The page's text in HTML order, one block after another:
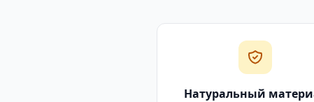
Натуральный